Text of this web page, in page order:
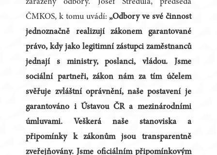
zařazeny odbory. Josef Středula, předseda
ČMKOS, k tomu uvádí: „Odbory ve své činnost
jednoznačně realizují zákonem garantované
právo, kdy jako legitimní zástupci zaměstnanců
jednají s ministry, poslanci, vládou. Jsme
sociální partneři, zákon nám za tím účelem
svěřuje zvláštní oprávnění, naše postavení je
garantováno i Ústavou ČR a mezinárodními
úmluvami. Veškerá naše stanoviska a
připomínky k zákonům jsou transparentně
zveřejňovány. Jsme oficiálním připomínkovým